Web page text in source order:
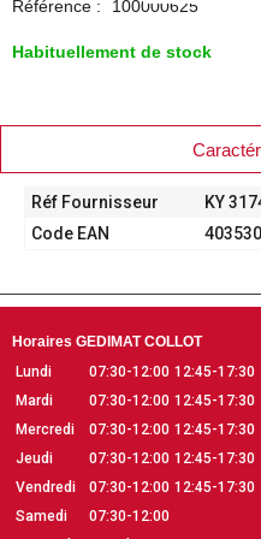
Référence : 100000625
Habituellement de stock
Réf Fournisseur
KY
Code EAN
Horaires GEDIMAT COLLOT
Lundi
07:30-12:00 12:45-17:30
Mardi
07:30-12:00 12:45-17:30
Mercredi
07:30-12:00 12:45-17:30
Jeudi
07:30-12:00 12:45-17:30
Vendredi
07:30-12:00 12:45-17:30
Samedi
07:30-12:00